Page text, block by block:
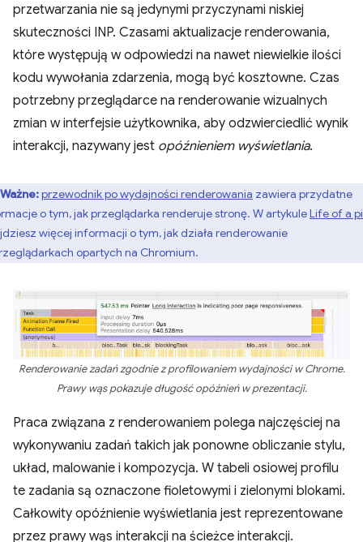
przetwarzania nie są jedynymi przyczynami niskiej
skuteczności INP. Czasami aktualizacje renderowania,
które występują w odpowiedzi na nawet niewielkie ilości
kodu wywołania zdarzenia, mogą być kosztowne. Czas
potrzebny przeglądarce na renderowanie wizualnych
zmian w interfejsie użytkownika, aby odzwierciedlić wynik
interakcji, nazywany jest opóźnieniem wyświetlania.
Ważne:przewodnik po wydajności renderowania zawiera przydatne
o tym, jak przeglądarka renderuje stronę. W artykuleLife of a
więcej informacji o tym, jak działa renderowanie
opartych na Chromium.
Renderowanie zadań zgodnie z profilowaniem wydajności w Chrome.
Prawy wąs pokazuje długość opóźnień w prezentacji.
Praca związana z renderowaniem polega najczęściej na
wykonywaniu zadań takich jak ponowne obliczanie stylu,
układ, malowanie i kompozycja. W tabeli osiowej profilu
te zadania są oznaczone fioletowymi i zielonymi blokami.
Całkowity opóźnienie wyświetlania jest reprezentowane
przez prawy wąs interakcji na ścieżce interakcji.